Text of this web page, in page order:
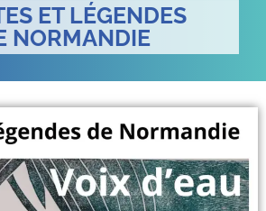
ET LÉGENDES
NORMANDIE